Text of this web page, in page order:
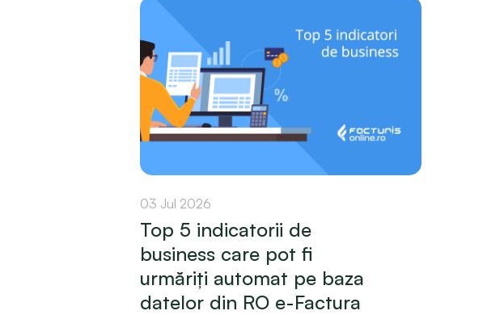
03 Jul 2026
Top 5 indicatorii de
business care pot fi
urmăriți automat pe baza
datelor din RO e-Factura